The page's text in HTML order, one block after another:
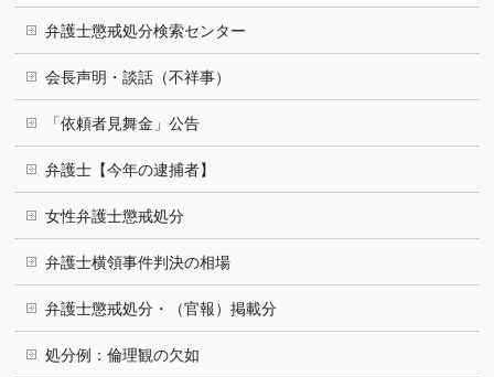
弁護士懲戒処分検索センター
会長声明・談話（不祥事）
「依頼者見舞金」公告
弁護士【今年の逮捕者】
女性弁護士懲戒処分
弁護士横領事件判決の相場
弁護士懲戒処分・（官報）掲載分
処分例：倫理観の欠如